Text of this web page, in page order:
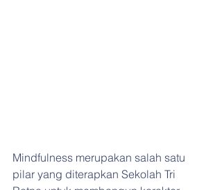
Mindfulness merupakan salah satu
pilar yang diterapkan Sekolah Tri